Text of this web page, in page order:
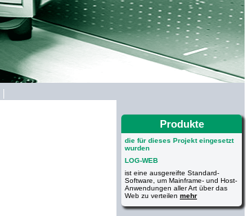
Produkte
die für dieses Projekt eingesetzt
wurden
LOG-WEB
ist eine ausgereifte Standard-
Software, um Mainframe- und Host-
Anwendungen aller Art über das
Web zu verteilen mehr